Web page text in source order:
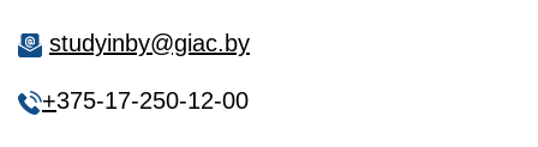
studyinby@giac.by
+375-17-250-12-00